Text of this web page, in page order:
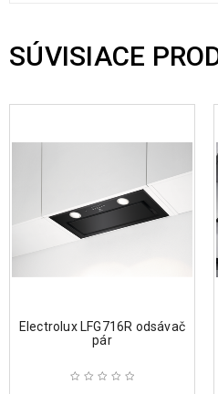
SÚVISIACE
Electrolux LFG716R odsávač
pár